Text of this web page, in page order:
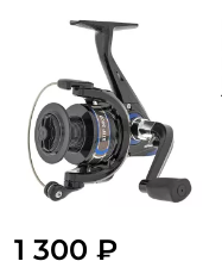
1 300 ₽